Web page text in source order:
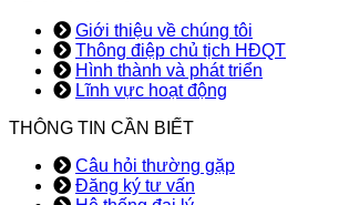
Giới thiệu về chúng tôi
Thông điệp chủ tịch HĐQT
Hình thành và phát triển
Lĩnh vực hoạt động
THÔNG TIN CẦN BIẾT
Câu hỏi thường gặp
Đăng ký tư vấn